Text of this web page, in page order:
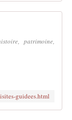
patrimoine,
guidees.html